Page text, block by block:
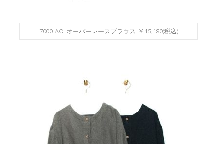
7000-AO_オーバーレースブラウス_￥15,180(税込)